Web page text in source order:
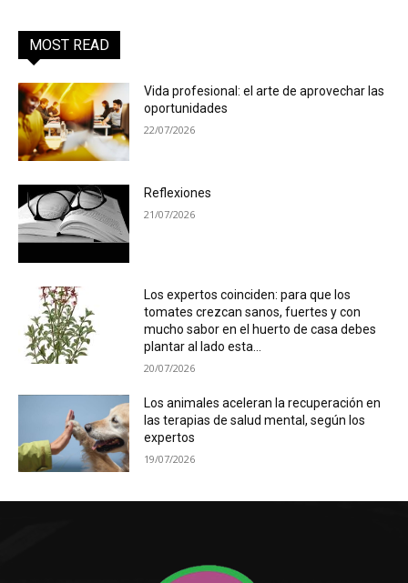
MOST READ
Vida profesional: el arte de aprovechar las
oportunidades
22/07/2026
Reflexiones
21/07/2026
Los expertos coinciden: para que los
tomates crezcan sanos, fuertes y con
mucho sabor en el huerto de casa debes
plantar al lado esta...
20/07/2026
Los animales aceleran la recuperación en
las terapias de salud mental, según los
expertos
19/07/2026